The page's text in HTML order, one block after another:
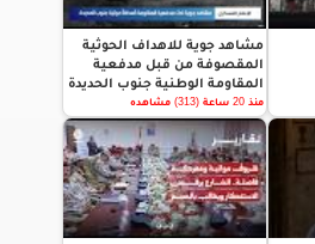
مشاهد جوية للاهداف الحوثية
المقصوفة من قبل مدفعية
المقاومة الوطنية جنوب الحديدة
منذ 20 ساعة (313) مشاهده